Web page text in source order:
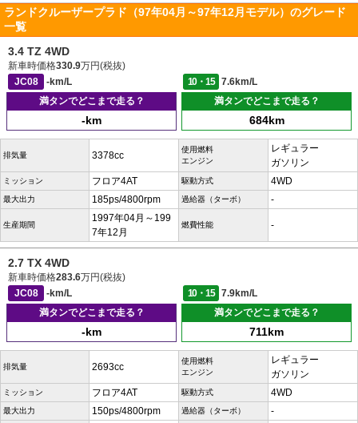
ランドクルーザープラド（97年04月～97年12月モデル）のグレード
一覧
3.4 TZ 4WD
新車時価格330.9万円(税抜)
JC08
-km/L 10・15
7.6km/L
満タンでどこまで走る？
-km
満タンでどこまで走る？
684km
排気量 3378cc
使用燃料
エンジン
レギュラー
ガソリン
ミッション フロア4AT 駆動方式 4WD
最大出力 185ps/4800rpm 過給器（ターボ） -
生産期間
1997年04月～199
7年12月
燃費性能 -
2.7 TX 4WD
新車時価格283.6万円(税抜)
JC08
-km/L 10・15
7.9km/L
満タンでどこまで走る？
-km
満タンでどこまで走る？
711km
排気量 2693cc
使用燃料
エンジン
レギュラー
ガソリン
ミッション フロア4AT 駆動方式 4WD
最大出力 150ps/4800rpm 過給器（ターボ） -